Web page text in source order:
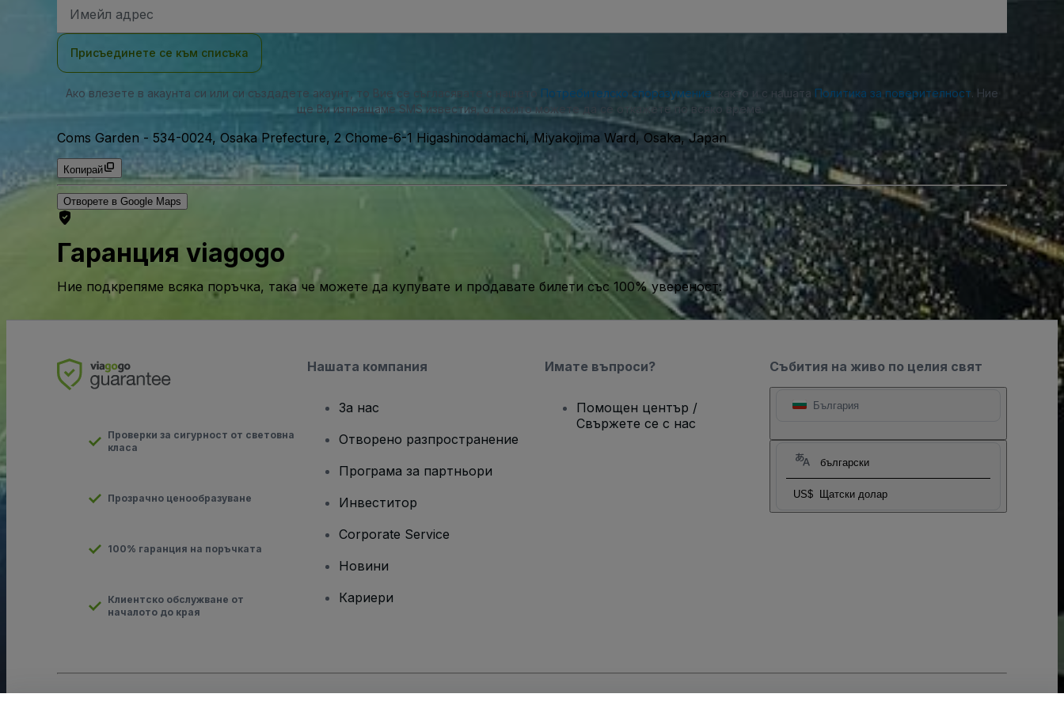
адрес
Присъединете се към списъка
Ако влезете в акаунта си или си създадете акаунт, то Вие се съгласявате с нашето Потребителско споразумение , както и с нашата Политика за поверителност. Ние
ще Ви изпращаме SMS известия, от които можете да се откажете по всяко време.
Coms Garden - 534-0024, Osaka Prefecture, 2 Chome-6-1 Higashinodamachi, Miyakojima Ward, Osaka, Japan
Копирай
Отворете в Google Maps
Гаранция viagogo
Ние подкрепяме всяка поръчка, така че можете да купувате и продавате билети със 100% увереност.
Събития на живо по целия свят
България
български
US$ Щатски долар
Проверки за сигурност от световна
класа
Прозрачно ценообразуване
100% гаранция на поръчката
Клиентско обслужване от
началото до края
Нашата компания
За нас
Отворено разпространение
Програма за партньори
Инвеститор
Corporate Service
Новини
Кариери
Имате въпроси?
Помощен център /
Свържете се с нас